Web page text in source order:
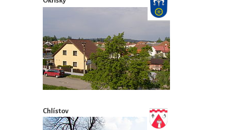
Chlístov